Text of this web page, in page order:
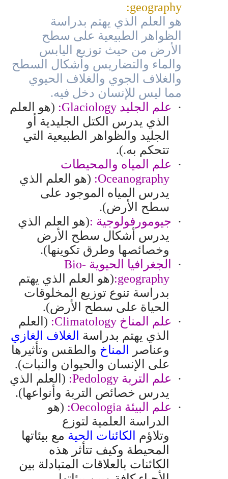
geography
:
هو العلم الذي يهتم بدراسة
الظواهر الطبيعية على سطح
الأرض من حيث توزيع اليابس
والماء والتضاريس وأشكال السطح
والغلاف الجوي والغلاف الحيوي
مما ليس للإنسان دخل فيه.
·
علم الجليد Glaciology
: (هو العلم
الذي يدرس الكتل الجليدية أو
الجليد والظواهر الطبيعية التي
تتحكم به.).
·
علم المياه والمحيطات
Oceanography
: (هو العلم الذي
يدرس المياه الموجود على
سطح الأرض).
·
جيومورفولوجية :(هو العلم الذي
يدرس أشكال سطح الأرض
وخصائصها وطرق تكوينها).
·
الجغرافيا الحيوية Bio-
geography
:(هو العلم الذي يهتم
بدراسة تنوع توزيع المخلوقات
الحياة على سطح الأرض).
·
علم المناخ Climatology
: (العلم
الذي يهتم بدراسة
الغلاف الغازي
وعناصر
المناخ والطقس وتأثيرها
على الإنسان والحيوان والنبات).
·
علم التربة Pedology
: (العلم الذي
يدرس خصائص التربة وأنواعها).
·
علم البيئة Oecologia
:
(هو
الدراسة العلمية لتوزع
وتلاؤم
الكائنات الحية مع بيئاتها
المحيطة وكيف تتأثر هذه
الكائنات بالعلاقات المتبادلة بين